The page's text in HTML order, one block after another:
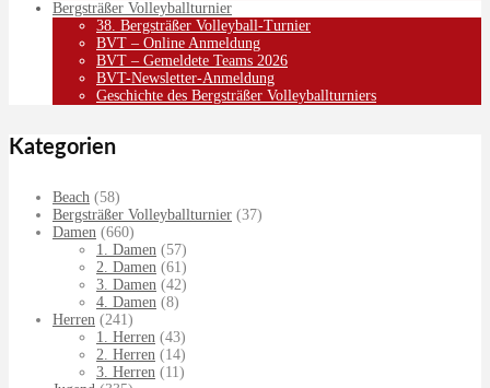
Bergsträßer Volleyballturnier
38. Bergsträßer Volleyball-Turnier
BVT – Online Anmeldung
BVT – Gemeldete Teams 2026
BVT-Newsletter-Anmeldung
Geschichte des Bergsträßer Volleyballturniers
Kategorien
Beach (58)
Bergsträßer Volleyballturnier (37)
Damen (660)
1. Damen (57)
2. Damen (61)
3. Damen (42)
4. Damen (8)
Herren (241)
1. Herren (43)
2. Herren (14)
3. Herren (11)